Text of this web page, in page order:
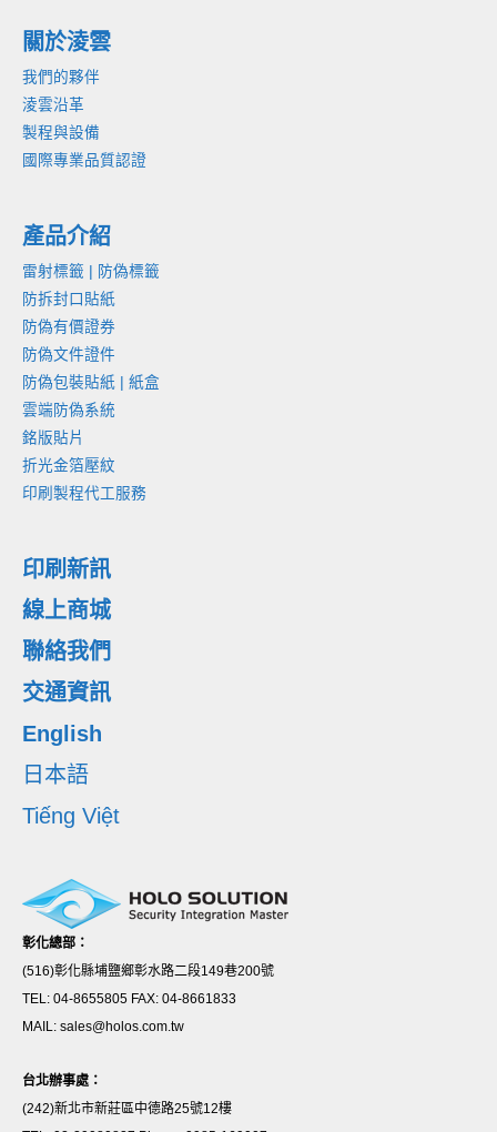
關於淩雲
我們的夥伴
淩雲沿革
製程與設備
國際專業品質認證
產品介紹
雷射標籤 | 防偽標籤
防拆封口貼紙
防偽有價證券
防偽文件證件
防偽包裝貼紙 | 紙盒
雲端防偽系統
銘版貼片
折光金箔壓紋
印刷製程代工服務
印刷新訊
線上商城
聯絡我們
交通資訊
English
日本語
Tiếng Việt
彰化總部：
(516)彰化縣埔鹽鄉彰水路二段149巷200號
TEL: 04-8655805 FAX: 04-8661833
MAIL: sales@holos.com.tw
台北辦事處：
(242)新北市新莊區中德路25號12樓